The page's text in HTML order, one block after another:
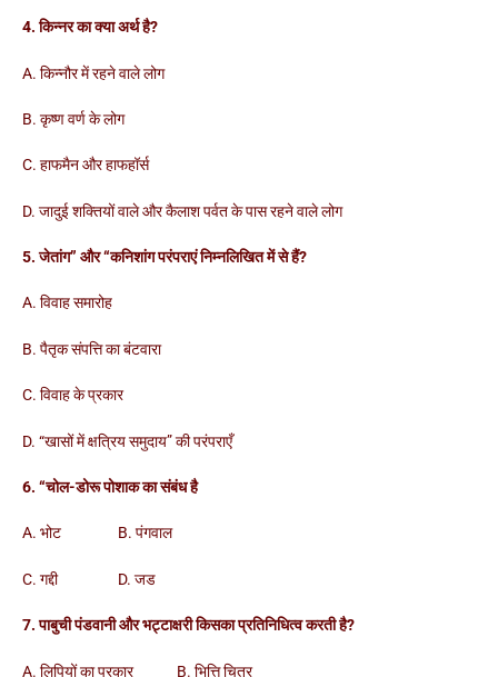
4. किन्नर का क्या अर्थ है?
A. किन्नौर में रहने वाले लोग
B. कृष्ण वर्ण के लोग
C. हाफमैन और हाफहॉर्स
D. जादुई शक्तियों वाले और कैलाश पर्वत के पास रहने वाले लोग
5. जेतांग” और “कनिशांग परंपराएं निम्नलिखित में से हैं?
A. विवाह समारोह
B. पैतृक संपत्ति का बंटवारा
C. विवाह के प्रकार
D. “खासों में क्षत्रिय समुदाय” की परंपराएँ
6. “चोल-डोरू पोशाक का संबंध है
A. भोट B. पंगवाल
C. गद्दी D. जड
7. पाबुची पंडवानी और भट्टाक्षरी किसका प्रतिनिधित्व करती है?
A. लिपियों का प्रकार B. भित्ति चित्र